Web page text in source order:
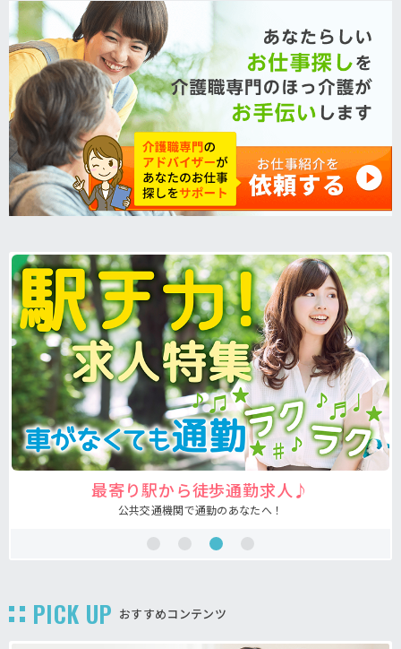
注目の介護福祉士求人♪
あなたの希望が叶う求人が見つかる！
PICK UP おすすめコンテンツ